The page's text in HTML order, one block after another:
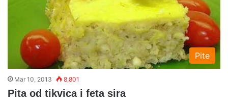
Pite
Mar 10, 2013 8,801
Pita od tikvica i feta sira